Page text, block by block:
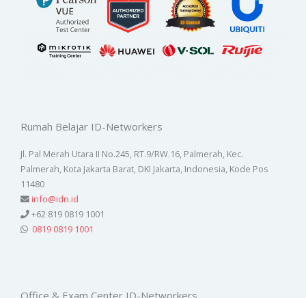
Rumah Belajar ID-Networkers
Jl. Pal Merah Utara II No.245, RT.9/RW.16, Palmerah, Kec.
Palmerah, Kota Jakarta Barat, DKI Jakarta, Indonesia, Kode Pos
11480
info@idn.id
+62 819 0819 1001
0819 0819 1001